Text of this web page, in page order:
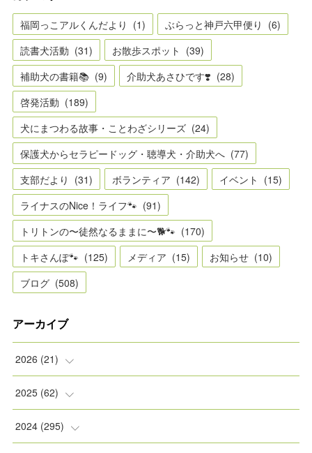
福岡っこアルくんだより (1) ぶらっと神戸六甲便り (6)
読書犬活動 (31) お散歩スポット (39)
補助犬の書籍📚 (9) 介助犬あさひです❣️ (28)
啓発活動 (189)
犬にまつわる故事・ことわざシリーズ (24)
保護犬からセラピードッグ・聴導犬・介助犬へ (77)
支部だより (31) ボランティア (142) イベント (15)
ライナスのNice！ライフ🐾 (91)
トリトンの〜徒然なるままに〜🐕🐾 (170)
トキさんぽ🐾 (125) メディア (15) お知らせ (10)
ブログ (508)
アーカイブ
2026 (21)
(2)
(2)
2025 (62)
(8)
2024 (295)